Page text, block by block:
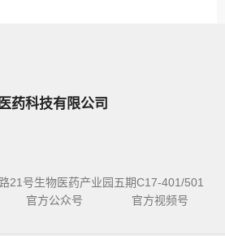
药科技有限公司
21号生物医药产业园五期C17-401/501
官方公众号 官方视频号